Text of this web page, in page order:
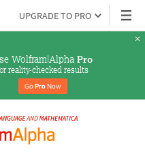
UPGRADE TO PRO
Wolfram|Alpha Pro
reality-checked results
Go Pro Now